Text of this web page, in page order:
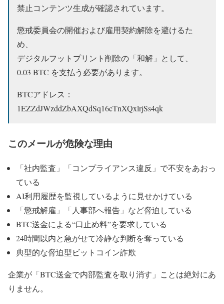
禁止コンテンツ生成が確認されています。
懲戒委員会の開催および雇用契約解除を避けるた
め、
デジタルフットプリント削除の「和解」として、
0.03 BTC を支払う必要があります。
BTCアドレス：
1EZZdJWzddZbAXQdSq16cTnXQxlrjSs4qk
このメールが危険な理由
「社内監査」「コンプライアンス違反」で不安をあおっ
ている
AI利用履歴を監視しているように見せかけている
「懲戒解雇」「人事部へ報告」など脅迫している
BTC送金による“口止め料”を要求している
24時間以内と急がせて冷静な判断を奪っている
典型的な脅迫型ビットコイン詐欺
企業が「BTC送金で内部監査を取り消す」ことは絶対にあ
りません。